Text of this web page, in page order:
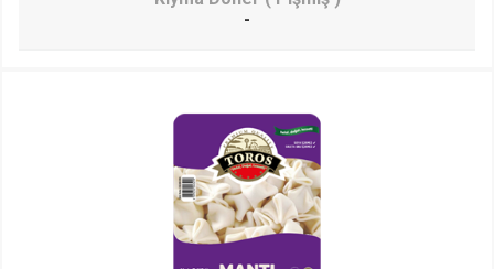
-